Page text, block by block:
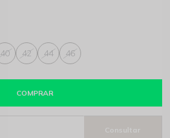
40 42 44 46
COMPRAR